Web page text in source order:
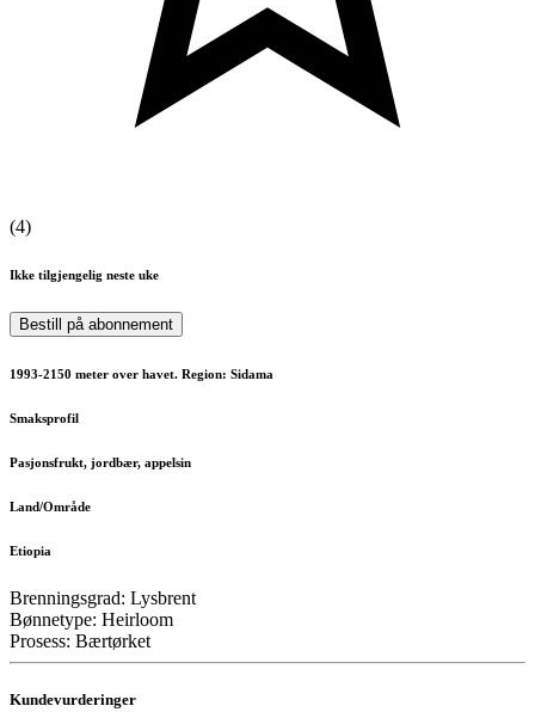
(4)
Ikke tilgjengelig neste uke
Bestill på abonnement
1993-2150 meter over havet. Region: Sidama
Smaksprofil
Pasjonsfrukt, jordbær, appelsin
Land/Område
Etiopia
Brenningsgrad: Lysbrent
Bønnetype: Heirloom
Prosess: Bærtørket
Kundevurderinger